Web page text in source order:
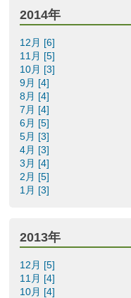
2014年
12月 [6]
11月 [5]
10月 [3]
9月 [4]
8月 [4]
7月 [4]
6月 [5]
5月 [3]
4月 [3]
3月 [4]
2月 [5]
1月 [3]
2013年
12月 [5]
11月 [4]
10月 [4]